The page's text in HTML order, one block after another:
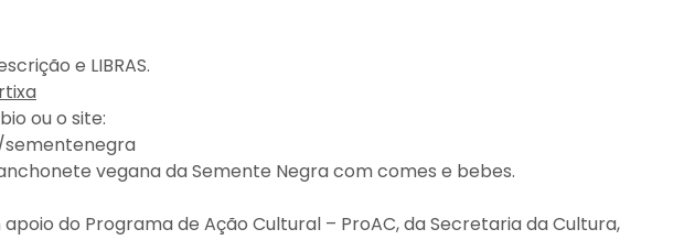
e LIBRAS.
ou o site:
vegana da Semente Negra com comes e bebes.
do Programa de Ação Cultural – ProAC, da Secretaria da Cultura,